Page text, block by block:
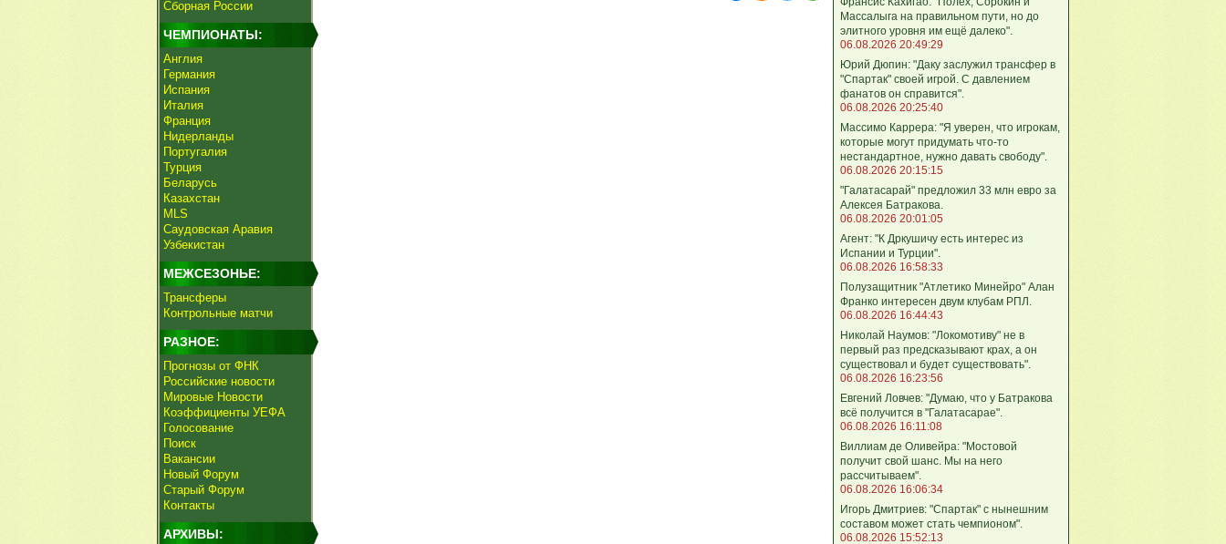
Сборная России
ЧЕМПИОНАТЫ:
Англия
Германия
Испания
Италия
Франция
Нидерланды
Португалия
Турция
Беларусь
Казахстан
MLS
Саудовская Аравия
Узбекистан
МЕЖСЕЗОНЬЕ:
Трансферы
Контрольные матчи
РАЗНОЕ:
Прогнозы от ФНК
Российские новости
Мировые Новости
Коэффициенты УЕФА
Голосование
Поиск
Вакансии
Новый Форум
Старый Форум
Контакты
АРХИВЫ:
Массалыга на правильном пути, но до
элитного уровня им ещё далеко".
06.08.2026 20:49:29
Юрий Дюпин: "Даку заслужил трансфер в
"Спартак" своей игрой. С давлением
фанатов он справится".
06.08.2026 20:25:40
Массимо Каррера: "Я уверен, что игрокам,
которые могут придумать что-то
нестандартное, нужно давать свободу".
06.08.2026 20:15:15
"Галатасарай" предложил 33 млн евро за
Алексея Батракова.
06.08.2026 20:01:05
Агент: "К Дркушичу есть интерес из
Испании и Турции".
06.08.2026 16:58:33
Полузащитник "Атлетико Минейро" Алан
Франко интересен двум клубам РПЛ.
06.08.2026 16:44:43
Николай Наумов: "Локомотиву" не в
первый раз предсказывают крах, а он
существовал и будет существовать".
06.08.2026 16:23:56
Евгений Ловчев: "Думаю, что у Батракова
всё получится в "Галатасарае".
06.08.2026 16:11:08
Виллиам де Оливейра: "Мостовой
получит свой шанс. Мы на него
рассчитываем".
06.08.2026 16:06:34
Игорь Дмитриев: "Спартак" с нынешним
составом может стать чемпионом".
06.08.2026 15:52:13